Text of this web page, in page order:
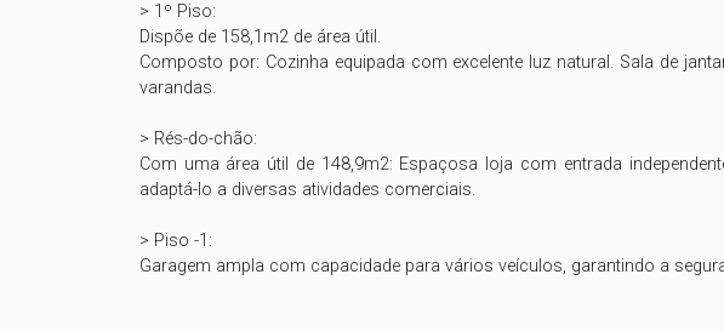
> 1º Piso:
Dispõe de 158,1m2 de área útil.
Composto por: Cozinha equipada com excelente luz natural. Sala de
varandas.
> Rés-do-chão:
Com uma área útil de 148,9m2: Espaçosa loja com entrada
adaptá-lo a diversas atividades comerciais.
> Piso -1:
Garagem ampla com capacidade para vários veículos, garantindo a